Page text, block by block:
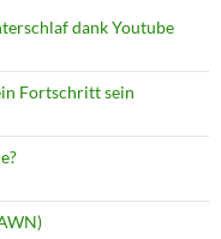
dank Youtube
Fortschritt sein